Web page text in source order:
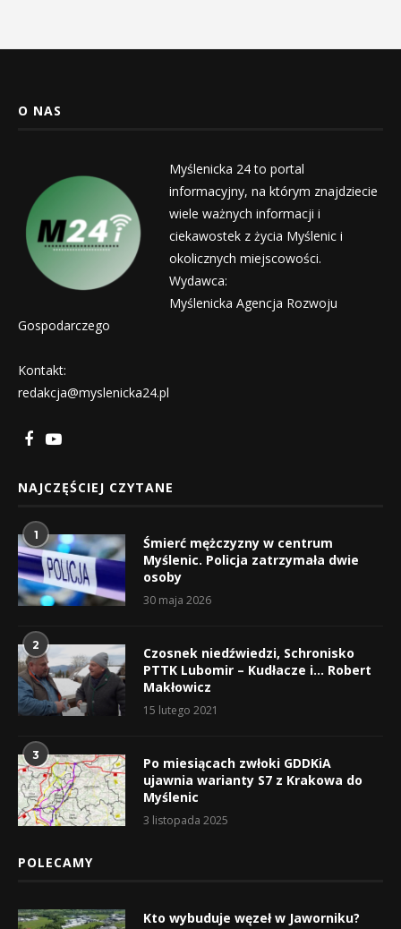
O NAS
Myślenicka 24 to portal
informacyjny, na którym znajdziecie
wiele ważnych informacji i
ciekawostek z życia Myślenic i
okolicznych miejscowości.
Wydawca:
Myślenicka Agencja Rozwoju
Gospodarczego
Kontakt:
redakcja@myslenicka24.pl
NAJCZĘŚCIEJ CZYTANE
1
Śmierć mężczyzny w centrum
Myślenic. Policja zatrzymała dwie
osoby
30 maja 2026
2
Czosnek niedźwiedzi, Schronisko
PTTK Lubomir – Kudłacze i… Robert
Makłowicz
15 lutego 2021
3
Po miesiącach zwłoki GDDKiA
ujawnia warianty S7 z Krakowa do
Myślenic
3 listopada 2025
POLECAMY
Kto wybuduje węzeł w Jaworniku?